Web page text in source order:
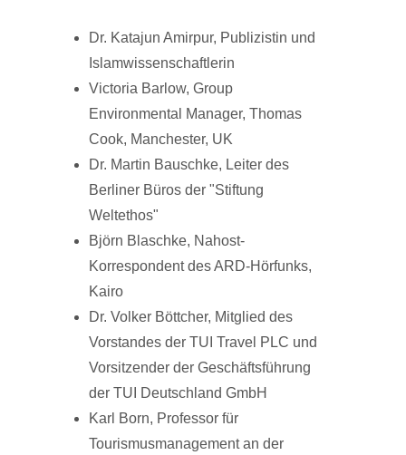
Dr. Katajun Amirpur, Publizistin und
Islamwissenschaftlerin
Victoria Barlow, Group
Environmental Manager, Thomas
Cook, Manchester, UK
Dr. Martin Bauschke, Leiter des
Berliner Büros der "Stiftung
Weltethos"
Björn Blaschke, Nahost-
Korrespondent des ARD-Hörfunks,
Kairo
Dr. Volker Böttcher, Mitglied des
Vorstandes der TUI Travel PLC und
Vorsitzender der Geschäftsführung
der TUI Deutschland GmbH
Karl Born, Professor für
Tourismusmanagement an der